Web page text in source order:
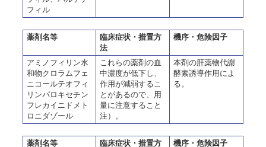
フィル
薬剤名等
臨床症状・措置方
法
機序・危険因子
アミノフィリン水
和物クロラムフェ
ニコールテオフィ
リンパロキセチン
フレカイニドメト
ロニダゾール
これらの薬剤の血
中濃度が低下し、
作用が減弱するこ
とがあるので、用
量に注意すること
注）。
本剤の肝薬物代謝
酵素誘導作用によ
る。
薬剤名等
臨床症状・措置方
機序・危険因子